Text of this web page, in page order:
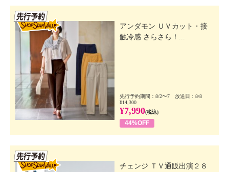
アンダモン ＵＶカット・接
触冷感 さらさら！...
先行予約期間：8/2〜7 放送日：8/8
¥14,300
¥7,990(税込)
44%OFF
チェンジ ＴＶ通販出演２８